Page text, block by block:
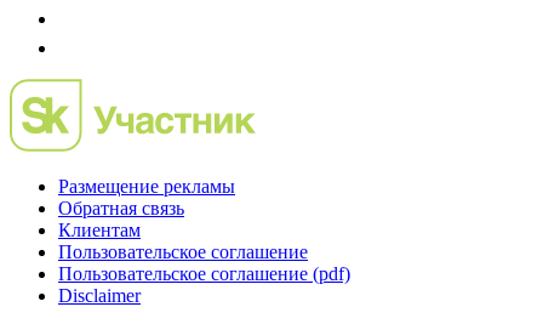
Размещение рекламы
Обратная связь
Клиентам
Пользовательское соглашение
Пользовательское соглашение (pdf)
Disclaimer